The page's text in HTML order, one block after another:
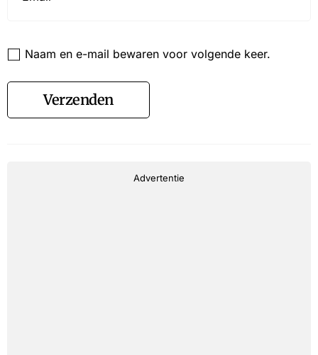
Naam en e-mail bewaren voor volgende keer.
Verzenden
Advertentie